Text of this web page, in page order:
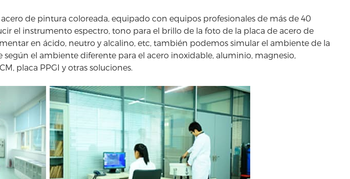
de pintura coloreada, equipado con equipos profesionales de más de 40
el instrumento espectro, tono para el brillo de la foto de la placa de acero de
en ácido, neutro y alcalino, etc, también podemos simular el ambiente de la
el ambiente diferente para el acero inoxidable, aluminio, magnesio,
placa PPGI y otras soluciones.